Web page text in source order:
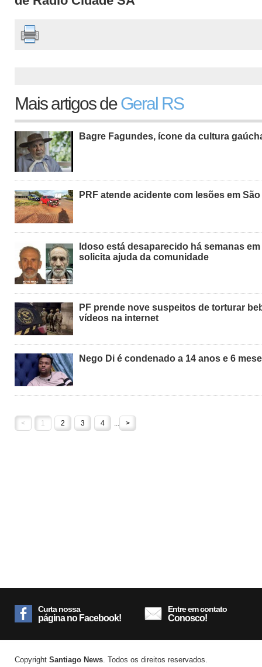
Mais artigos deGeral RS
Bagre Fagundes, ícone da cultura
PRF atende acidente com lesões em
Idoso está desaparecido há semanas
solicita ajuda da comunidade
PF prende nove suspeitos de torturar
vídeos na internet
Nego Di é condenado a 14 anos e 6
< 1 2 3 4 ... >
Curta nossa
página no Facebook!
Entre em contato
Conosco!
Copyright Santiago News . Todos os direitos reservados.